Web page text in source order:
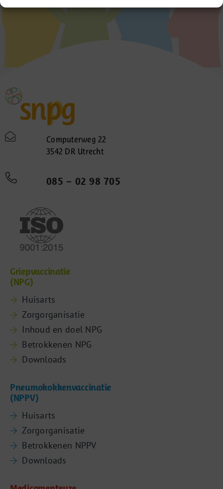
Computerweg 22
3542 DR Utrecht
085 – 02 98 705
Griepvaccinatie
(NPG)
Huisarts
Zorgorganisatie
Inhoud en doel NPG
Betrokkenen NPG
Downloads
Pneumokokkenvaccinatie
(NPPV)
Huisarts
Zorgorganisatie
Betrokkenen NPPV
Downloads